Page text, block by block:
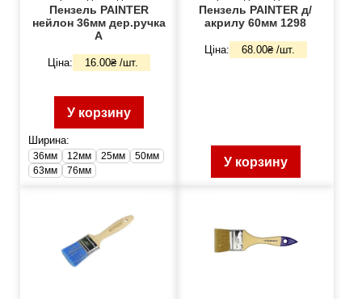
Пензель PAINTER
нейлон 36мм дер.ручка
А
Ціна: 16.00₴ /шт.
У корзину
Ширина:
36мм 12мм 25мм
50мм
63мм
76мм
Пензель PAINTER д/
акрилу 60мм 1298
Ціна: 68.00₴ /шт.
У корзину